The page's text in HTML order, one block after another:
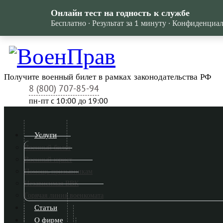
Получите военный билет в рамках законодательства РФ
8 (800) 707-85-94
пн-пт c 10:00 до 19:00
Услуги
Военный билет
Военный юрист
Помощь призывникам
Независимая ВВК
Горячая линия военкомата
Статьи
О фирме
Онлайн тест на годность к службе
Бесплатно · Результат за 1 минуту ·